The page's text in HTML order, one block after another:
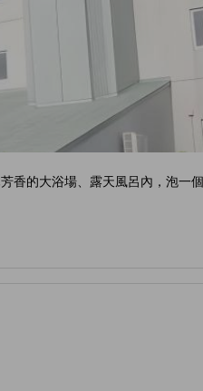
香的大浴場、露天風呂內，泡一